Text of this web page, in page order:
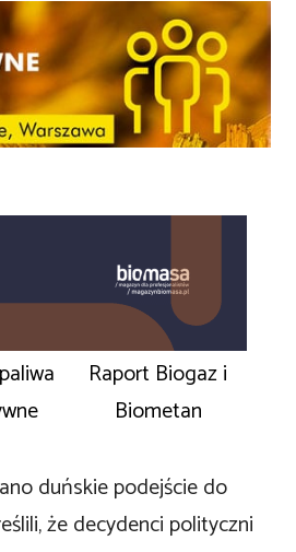
Raport Biogaz i
Biometan
duńskie podejście do
że decydenci polityczni